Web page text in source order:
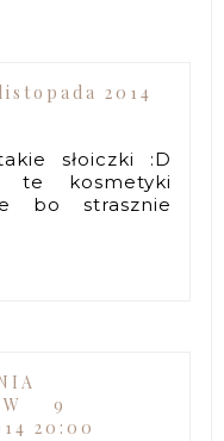
2014
słoiczki :D
te kosmetyki
bo strasznie
9
20:00